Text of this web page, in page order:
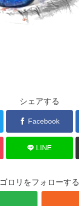
シェアする
Facebook
LINE
ゴロリをフォローする